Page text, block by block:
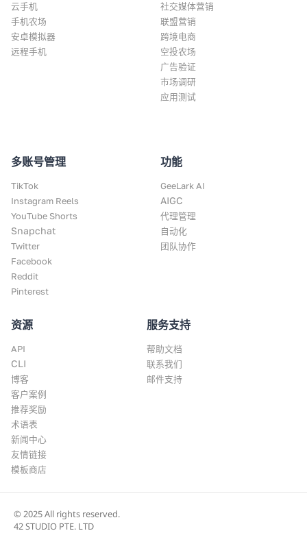
云手机
手机农场
安卓模拟器
远程手机
多账号管理
TikTok
Instagram Reels
YouTube Shorts
Snapchat
Twitter
Facebook
Reddit
Pinterest
社交媒体营销
联盟营销
跨境电商
空投农场
广告验证
市场调研
应用测试
功能
GeeLark AI
AIGC
代理管理
自动化
团队协作
资源
API
CLI
博客
客户案例
推荐奖励
术语表
新闻中心
友情链接
模板商店
服务支持
帮助文档
联系我们
邮件支持
© 2025 All rights reserved.
42 STUDIO PTE. LTD